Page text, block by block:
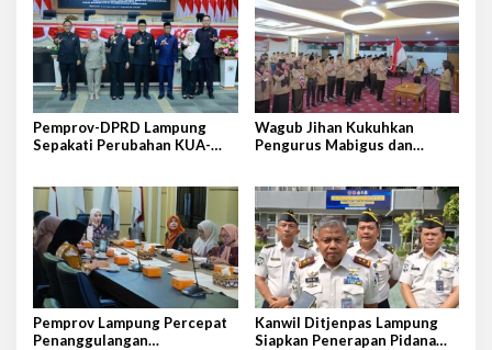
Pemprov-DPRD Lampung
Sepakati Perubahan KUA-
Wagub Jihan Kukuhkan
Pengurus Mabigus dan
Pemprov Lampung Percepat
Penanggulangan
Kanwil Ditjenpas Lampung
Siapkan Penerapan Pidana